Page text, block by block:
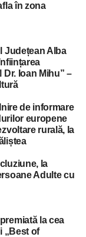
în zona
Județean Alba
Ioan Mihu” –
de informare
europene
rurală, la
la
Adulte cu
la cea
„Best of